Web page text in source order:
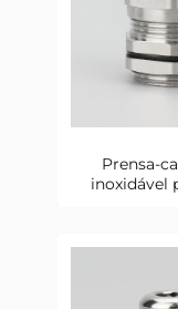
Prensa-
inoxidável